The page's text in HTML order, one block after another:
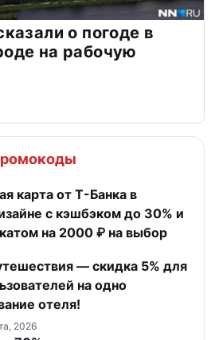
о погоде в
на рабочую
карта от Т-Банка в
с кэшбэком до 30% и
на 2000 ₽ на выбор
— скидка 5% для
на одно
отеля!
2026